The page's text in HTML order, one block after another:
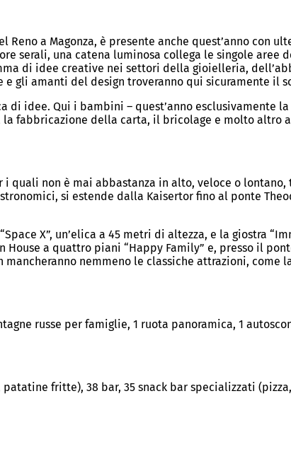
a Magonza, è presente anche quest’anno con
serali, una catena luminosa collega le singole aree
di idee creative nei settori della gioielleria,
gli amanti del design troveranno qui sicuramente il
idee. Qui i bambini – quest’anno esclusivamente
fabbricazione della carta, il bricolage e molto altro
non è mai abbastanza in alto, veloce o lontano,
si estende dalla Kaisertor fino al ponte
X”, un’elica a 45 metri di altezza, e la giostra
a quattro piani “Happy Family” e, presso il
nemmeno le classiche attrazioni,
russe per famiglie, 1 ruota panoramica, 1
fritte), 38 bar, 35 snack bar specializzati